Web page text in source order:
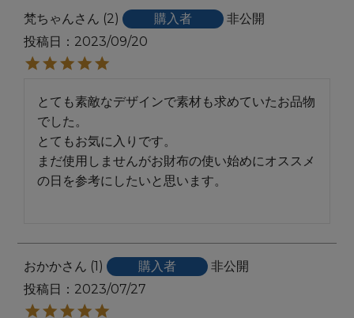
梵ちゃん 2 購入者
非公開
投稿日
2023/09/20
とても素敵なデザインで素材も求めていたお品物
でした。
とてもお気に入りです。
まだ使用しませんがお財布の使い始めにオススメ
の日を参考にしたいと思います。
おかか 1 購入者
非公開
投稿日
2023/07/27